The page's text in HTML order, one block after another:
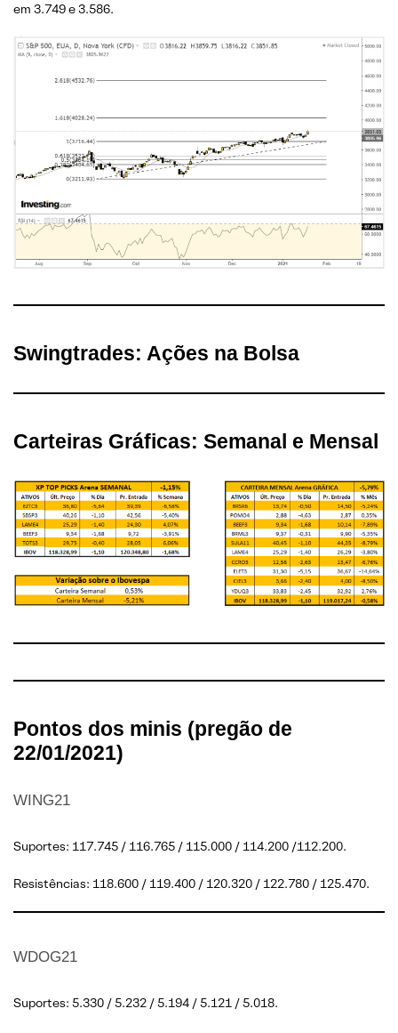
em 3.749 e 3.586.
Swingtrades: Ações na Bolsa
Carteiras Gráficas: Semanal e Mensal
Pontos dos minis (pregão de
22/01/2021)
WING21
Suportes: 117.745 / 116.765 / 115.000 / 114.200 /112.200.
Resistências: 118.600 / 119.400 / 120.320 / 122.780 / 125.470.
WDOG21
Suportes: 5.330 / 5.232 / 5.194 / 5.121 / 5.018.